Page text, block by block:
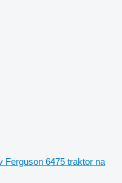
Ferguson 6475 traktor na